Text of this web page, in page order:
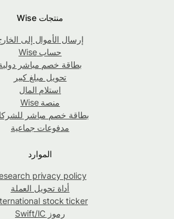
منتجات Wise
إرسال الأموال إلى الخارج
حساب Wise
بطاقة خصم مباشر دولية
تحويل مبلغ كبير
استلام المال
منصة Wise
بطاقة خصم مباشر للشركات
مدفوعات جماعية
الموارد
Research privacy policy
أداة تحويل العملة
International stock ticker
رموز Swift/IC